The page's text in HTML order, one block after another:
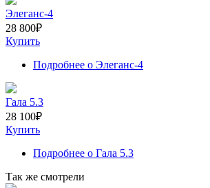
Элеганс-4
28 800₽
Купить
Подробнее о Элеганс-4
Гала 5.3
28 100₽
Купить
Подробнее о Гала 5.3
Так же смотрели